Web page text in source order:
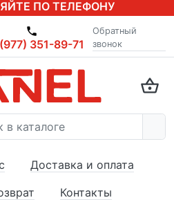
ПО ТЕЛЕФОНУ
351-89-71
Обратный
звонок
Доставка и оплата
Контакты